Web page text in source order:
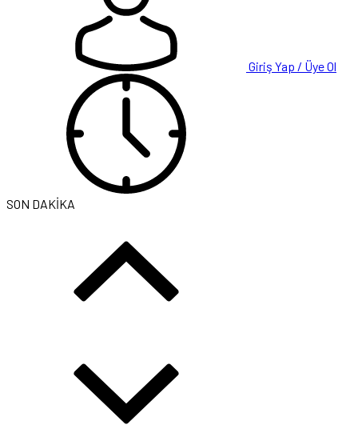
Giriş Yap / Üye Ol
SON DAKİKA